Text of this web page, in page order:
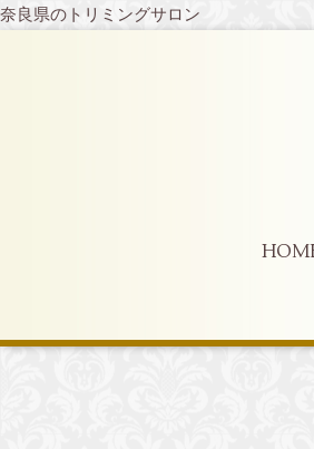
奈良県のトリミングサロン